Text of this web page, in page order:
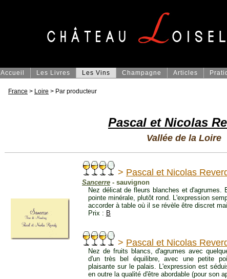
Accueil Les Livres Les Vins Champagne Articles
France > Loire > Par producteur
Pascal et Nicolas
Vallée de la Loire
> Pascal et Nicolas
Sancerre - sauvignon
Nez délicat de fleurs blanches et
pointe minérale, plutôt rond. L'expression
accorder à table où il se révèle être discret
Prix : B
> Pascal et Nicolas
Nez de fruits blancs, d'agrumes avec
d'un très bel équilibre, avec une petite
plaisante sur le palais. L'expression est
en outre la qualité d'être abordable (pour son